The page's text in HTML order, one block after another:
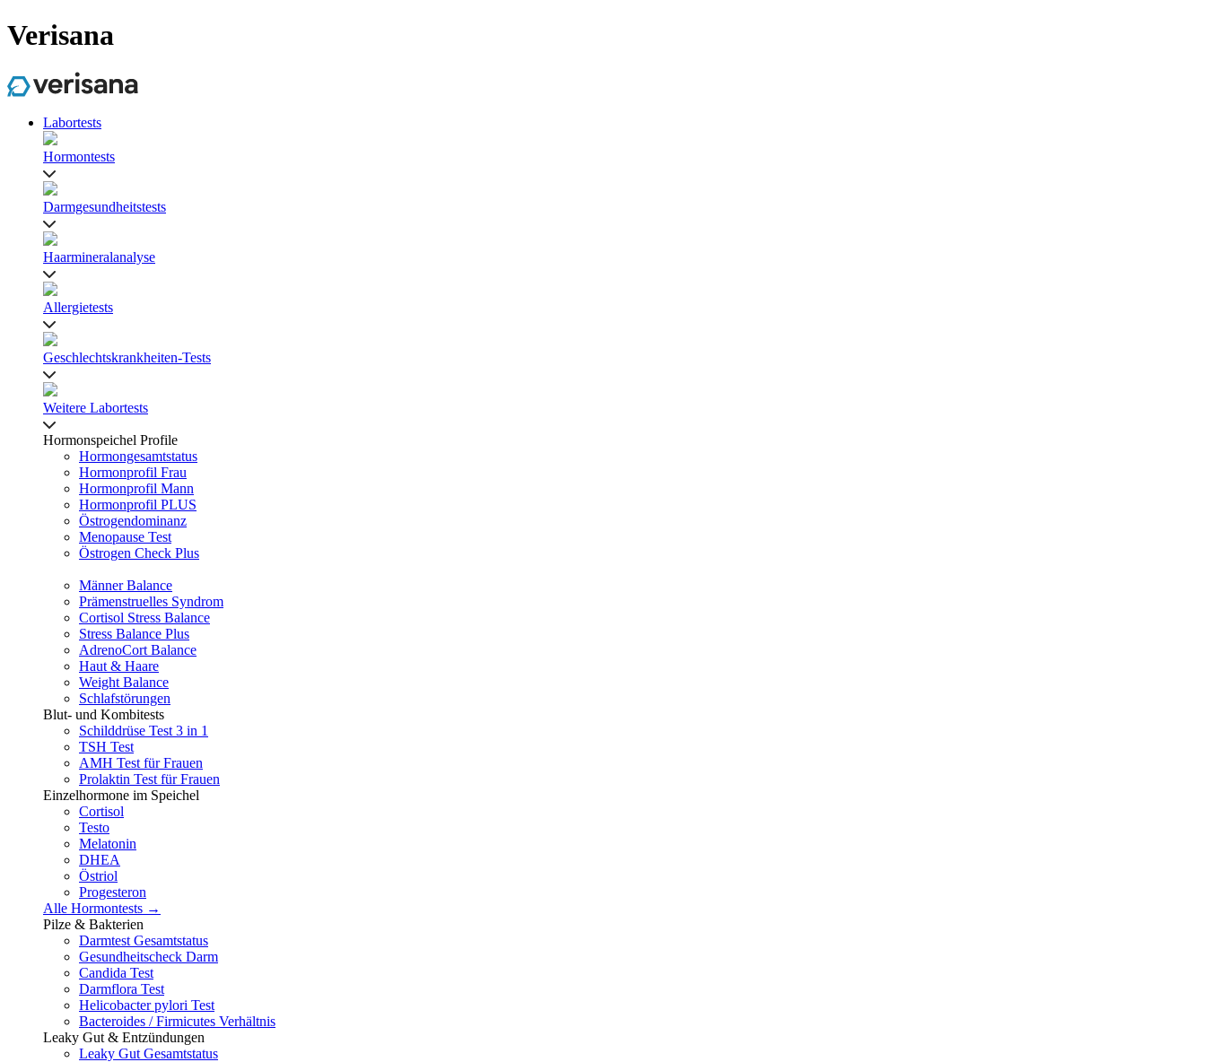
Verisana
Labortests
Hormontests
Darmgesundheitstests
Haarmineralanalyse
Allergietests
Geschlechtskrankheiten-Tests
Weitere Labortests
Hormonspeichel Profile
Hormongesamtstatus
Hormonprofil Frau
Hormonprofil Mann
Hormonprofil PLUS
Östrogendominanz
Menopause Test
Östrogen Check Plus
Männer Balance
Prämenstruelles Syndrom
Cortisol Stress Balance
Stress Balance Plus
AdrenoCort Balance
Haut & Haare
Weight Balance
Schlafstörungen
Blut- und Kombitests
Schilddrüse Test 3 in 1
TSH Test
AMH Test für Frauen
Prolaktin Test für Frauen
Einzelhormone im Speichel
Cortisol
Testo
Melatonin
DHEA
Östriol
Progesteron
Alle Hormontests →
Pilze & Bakterien
Darmtest Gesamtstatus
Gesundheitscheck Darm
Candida Test
Darmflora Test
Helicobacter pylori Test
Bacteroides / Firmicutes Verhältnis
Leaky Gut & Entzündungen
Leaky Gut Gesamtstatus